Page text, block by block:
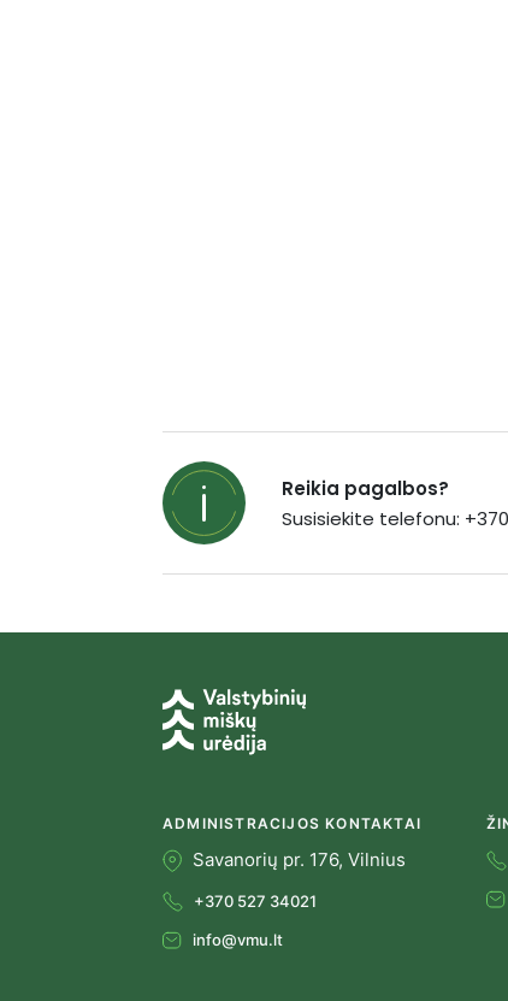
Reikia pagalbos?
Susisiekite telefonu:
ADMINISTRACIJOS KONTAKTAI
Savanorių pr. 176, Vilnius
+370 527 34021
info@vmu.lt